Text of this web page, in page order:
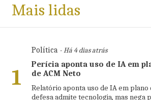
Mais lidas
1
Política- Há 4 dias atrás
Perícia aponta uso de IA em
de ACM Neto
Relatório aponta uso de IA em plano
defesa admite tecnologia, mas nega